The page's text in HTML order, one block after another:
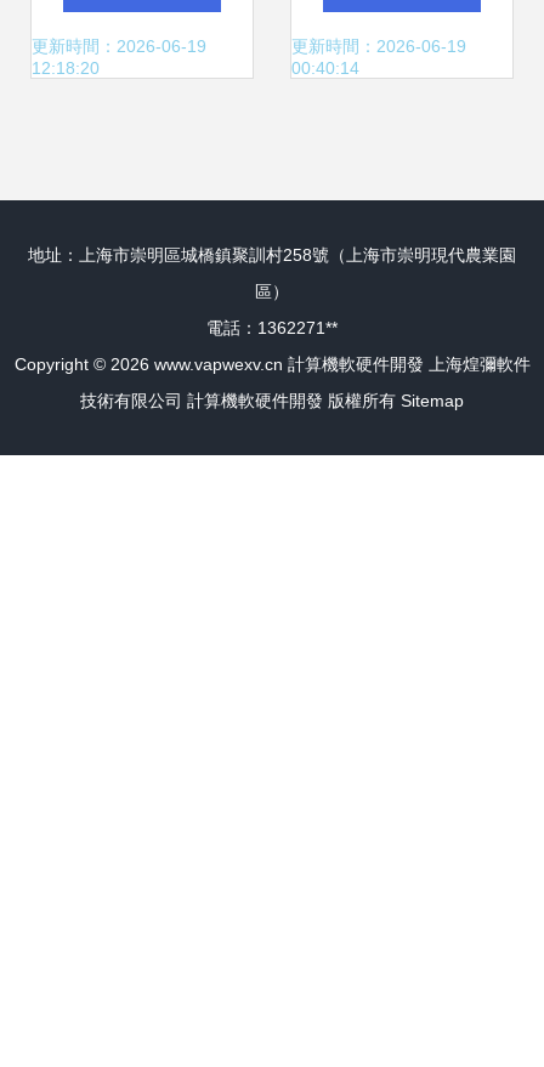
開發到會計系統的
更新時間：2026-06-19
12:18:20
解決指南
更新時間：2026-06-19
00:40:14
地址：上海市崇明區城橋鎮聚訓村258號（上海市崇明現代農業園
區）
電話：1362271**
Copyright © 2026 www.vapwexv.cn 計算機軟硬件開發
上海煌彌軟件
技術有限公司 計算機軟硬件開發 版權所有 Sitemap